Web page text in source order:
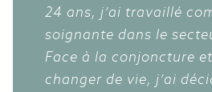
24 ans, j’ai travaillé
soignante dans le
Face à la conjoncture
changer de vie, j’ai